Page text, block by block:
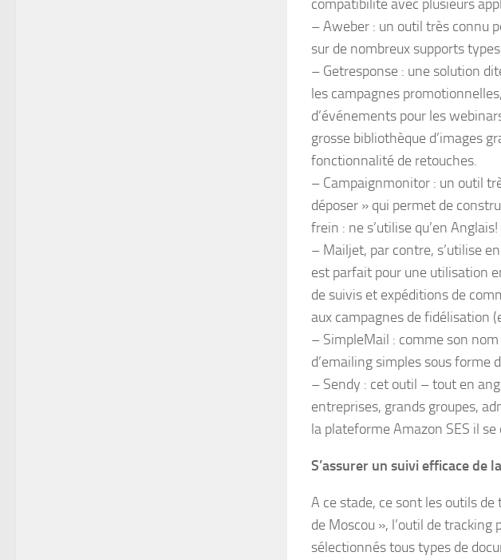
compatibilité avec plusieurs
– Aweber : un outil très connu
sur de nombreux supports
– Getresponse : une solution
les campagnes
d’événements pour les
grosse bibliothèque d’images
fonctionnalité de retouches.
– Campaignmonitor : un outil
déposer » qui permet de
frein : ne s’utilise qu’en Anglais!
– Mailjet, par contre, s’utilise
est parfait pour une utilisation
de suivis et expéditions de
aux campagnes de fidélisation
– SimpleMail : comme son
d’emailing simples sous forme
– Sendy : cet outil – tout en
entreprises, grands groupes,
la plateforme Amazon SES il
S’assurer un suivi efficace de
A ce stade, ce sont les outils
de Moscou », l’outil de
sélectionnés tous types de